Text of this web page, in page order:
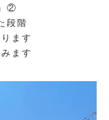
②
段階
ます
ます